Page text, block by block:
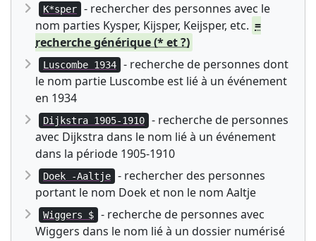
K*sper
- rechercher des personnes avec le
nom parties Kysper, Kijsper, Keijsper, etc. =
recherche générique (* et ?)
Luscombe 1934
- recherche de personnes dont
le nom partie Luscombe est lié à un événement
en 1934
Dijkstra 1905-1910
- recherche de personnes
avec Dijkstra dans le nom lié à un événement
dans la période 1905-1910
Doek -Aaltje
- rechercher des personnes
portant le nom Doek et non le nom Aaltje
Wiggers $
- recherche de personnes avec
Wiggers dans le nom lié à un dossier numérisé